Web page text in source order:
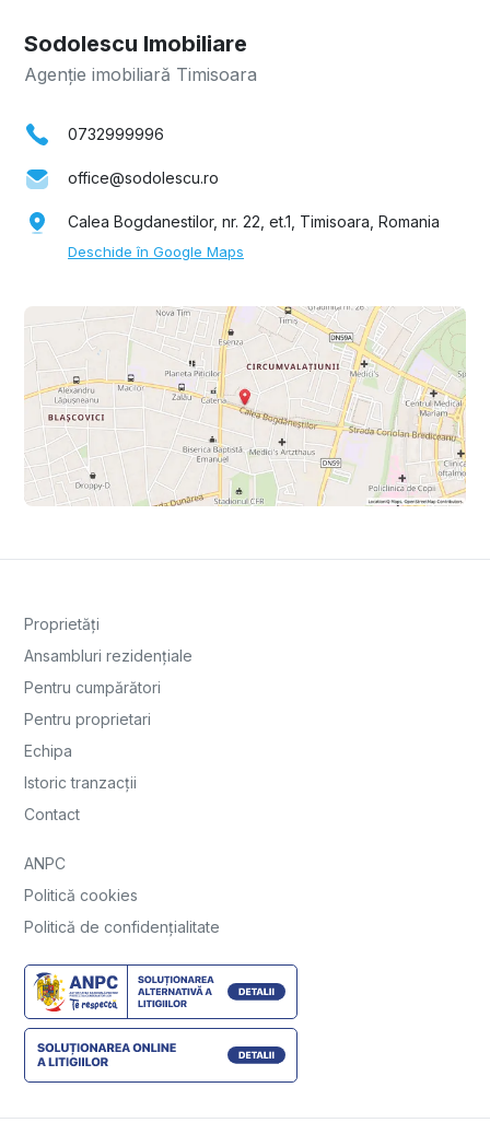
Sodolescu Imobiliare
Agenție imobiliară Timisoara
0732999996
office@sodolescu.ro
Calea Bogdanestilor, nr. 22, et.1, Timisoara, Romania
Deschide în Google Maps
Proprietăți
Ansambluri rezidențiale
Pentru cumpărători
Pentru proprietari
Echipa
Istoric tranzacții
Contact
ANPC
Politică cookies
Politică de confidențialitate